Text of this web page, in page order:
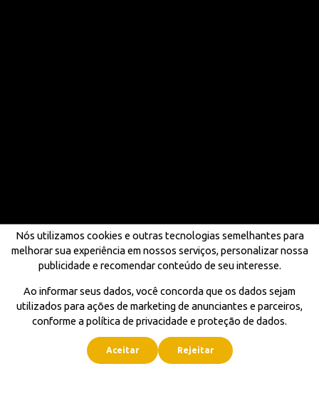
Nós utilizamos cookies e outras tecnologias semelhantes para
melhorar sua experiência em nossos serviços, personalizar nossa
publicidade e recomendar conteúdo de seu interesse.
Ao informar seus dados, você concorda que os dados sejam
utilizados para ações de marketing de anunciantes e parceiros,
conforme a política de privacidade e proteção de dados.
Aceitar Rejeitar